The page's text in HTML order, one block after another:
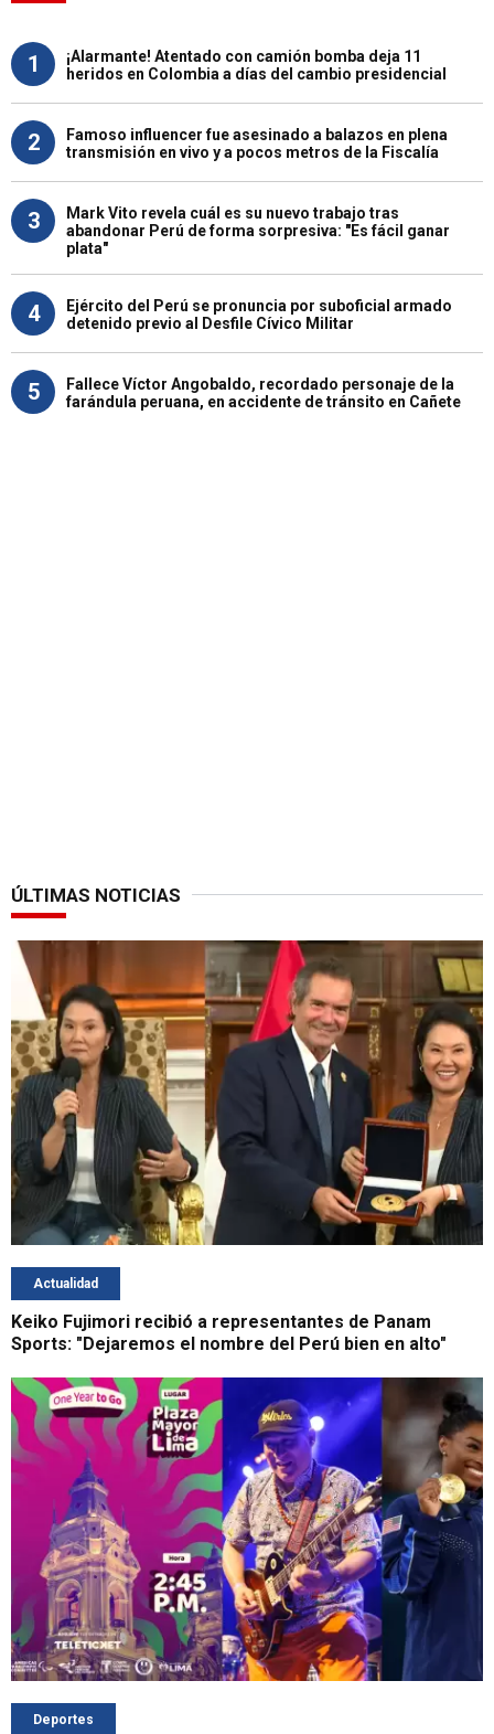
1
¡Alarmante! Atentado con camión bomba deja 11
heridos en Colombia a días del cambio presidencial
2
Famoso influencer fue asesinado a balazos en plena
transmisión en vivo y a pocos metros de la Fiscalía
3
Mark Vito revela cuál es su nuevo trabajo tras
abandonar Perú de forma sorpresiva: "Es fácil ganar
plata"
4
Ejército del Perú se pronuncia por suboficial armado
detenido previo al Desfile Cívico Militar
5
Fallece Víctor Angobaldo, recordado personaje de la
farándula peruana, en accidente de tránsito en Cañete
ÚLTIMAS NOTICIAS
Actualidad
Keiko Fujimori recibió a representantes de Panam
Sports: "Dejaremos el nombre del Perú bien en alto"
Deportes